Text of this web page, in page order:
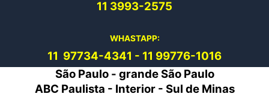
11 3993-2575
WHASTAPP:
11 97734-4341 - 11 99776-1016
São Paulo - grande São Paulo
ABC Paulista - Interior - Sul de Minas